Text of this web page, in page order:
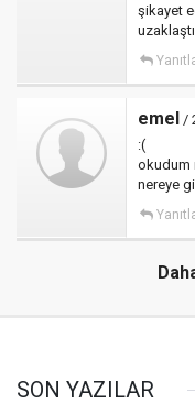
şikayet
emel /
:(
okudum
nereye
SON YAZILAR